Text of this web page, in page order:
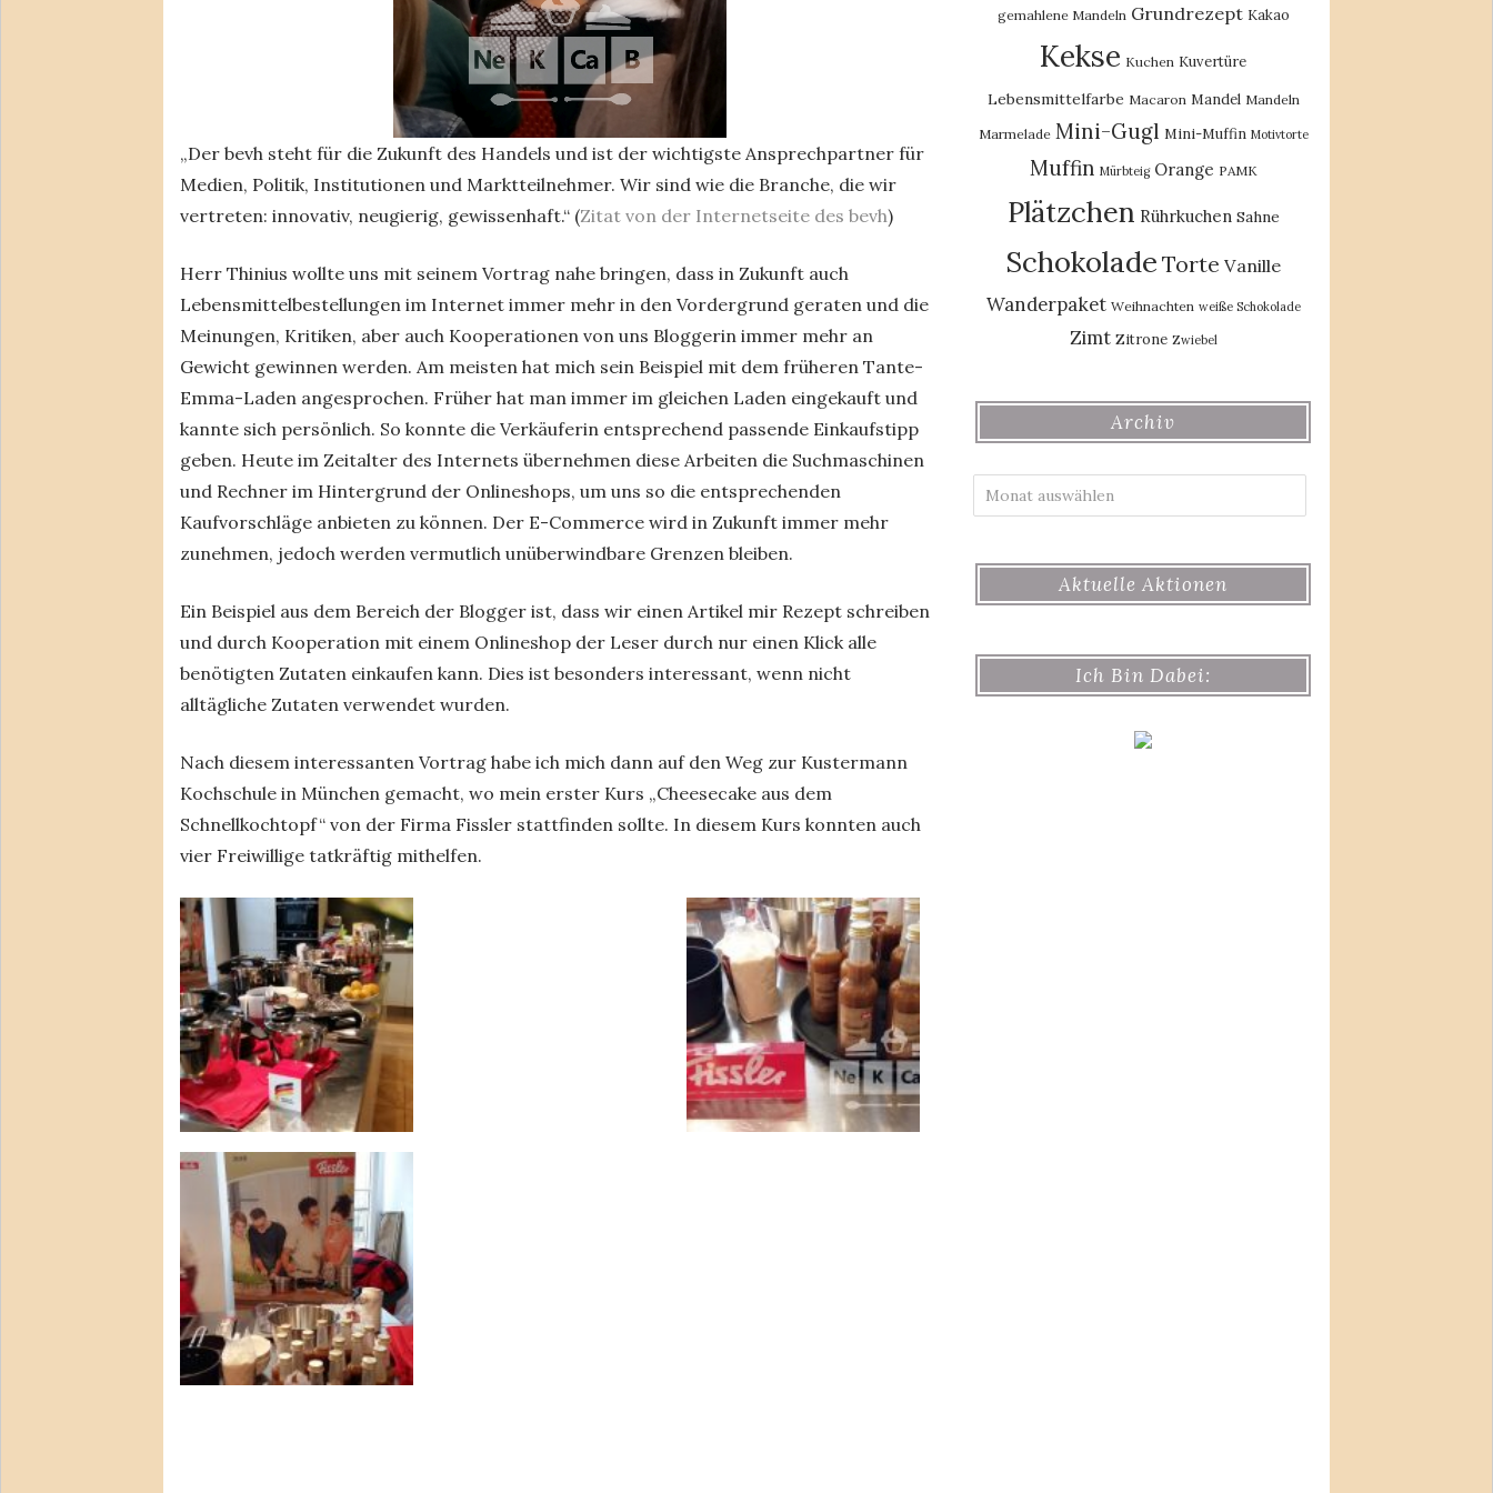
„Der bevh steht für die Zukunft des Handels und ist der wichtigste Ansprechpartner für
Medien, Politik, Institutionen und Marktteilnehmer. Wir sind wie die Branche, die wir
vertreten: innovativ, neugierig, gewissenhaft.“ (Zitat von der Internetseite des bevh)
Herr Thinius wollte uns mit seinem Vortrag nahe bringen, dass in Zukunft auch
Lebensmittelbestellungen im Internet immer mehr in den Vordergrund geraten und die
Meinungen, Kritiken, aber auch Kooperationen von uns Bloggerin immer mehr an
Gewicht gewinnen werden. Am meisten hat mich sein Beispiel mit dem früheren Tante-
Emma-Laden angesprochen. Früher hat man immer im gleichen Laden eingekauft und
kannte sich persönlich. So konnte die Verkäuferin entsprechend passende Einkaufstipp
geben. Heute im Zeitalter des Internets übernehmen diese Arbeiten die Suchmaschinen
und Rechner im Hintergrund der Onlineshops, um uns so die entsprechenden
Kaufvorschläge anbieten zu können. Der E-Commerce wird in Zukunft immer mehr
zunehmen, jedoch werden vermutlich unüberwindbare Grenzen bleiben.
Ein Beispiel aus dem Bereich der Blogger ist, dass wir einen Artikel mir Rezept schreiben
und durch Kooperation mit einem Onlineshop der Leser durch nur einen Klick alle
benötigten Zutaten einkaufen kann. Dies ist besonders interessant, wenn nicht
alltägliche Zutaten verwendet wurden.
Nach diesem interessanten Vortrag habe ich mich dann auf den Weg zur Kustermann
Kochschule in München gemacht, wo mein erster Kurs „Cheesecake aus dem
Schnellkochtopf“ von der Firma Fissler stattfinden sollte. In diesem Kurs konnten auch
vier Freiwillige tatkräftig mithelfen.
gemahlene Mandeln Grundrezept Kakao
Kekse Kuchen Kuvertüre
Lebensmittelfarbe Macaron Mandel Mandeln
Marmelade Mini-Gugl Mini-Muffin Motivtorte
Muffin Mürbteig Orange PAMK
Plätzchen Rührkuchen Sahne
Schokolade Torte Vanille
Wanderpaket Weihnachten weiße Schokolade
Zimt Zitrone Zwiebel
Archiv
Aktuelle Aktionen
Ich Bin Dabei: